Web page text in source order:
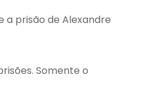
a prisão de Alexandre
Somente o